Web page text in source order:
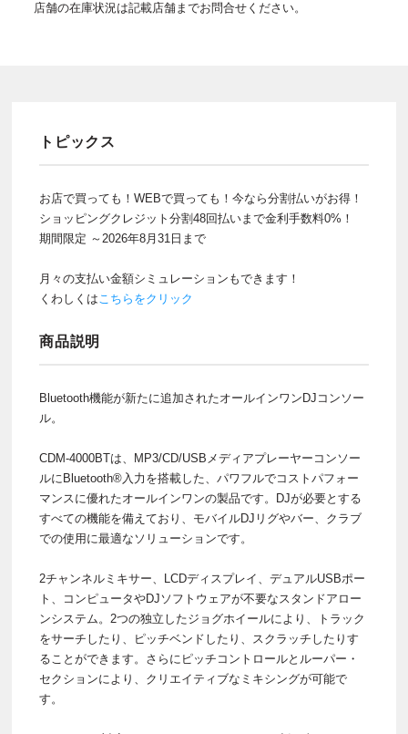
店舗の在庫状況は記載店舗までお問合せください。
トピックス
お店で買っても！WEBで買っても！今なら分割払いがお得！
ショッピングクレジット分割48回払いまで金利手数料0%！
期間限定 ～2026年8月31日まで
月々の支払い金額シミュレーションもできます！
くわしくはこちらをクリック
商品説明
Bluetooth機能が新たに追加されたオールインワンDJコンソー
ル。
CDM-4000BTは、MP3/CD/USBメディアプレーヤーコンソー
ルにBluetooth®入力を搭載した、パワフルでコストパフォー
マンスに優れたオールインワンの製品です。DJが必要とする
すべての機能を備えており、モバイルDJリグやバー、クラブ
での使用に最適なソリューションです。
2チャンネルミキサー、LCDディスプレイ、デュアルUSBポー
ト、コンピュータやDJソフトウェアが不要なスタンドアロー
ンシステム。2つの独立したジョグホイールにより、トラック
をサーチしたり、ピッチベンドしたり、スクラッチしたりす
ることができます。さらにピッチコントロールとルーパー・
セクションにより、クリエイティブなミキシングが可能で
す。